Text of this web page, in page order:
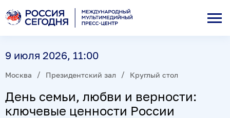
9 июля 2026, 11:00
Москва Президентский зал Круглый стол
День семьи, любви и верности:
ключевые ценности России